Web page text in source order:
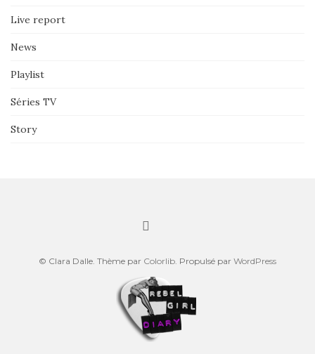
Live report
News
Playlist
Séries TV
Story
© Clara Dalle. Thème par Colorlib . Propulsé par WordPress